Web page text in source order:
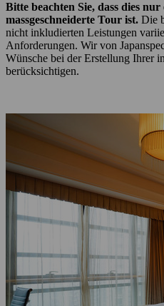
Bitte beachten Sie, dass dies
massgeschneiderte Tour ist. Die
nicht inkludierten Leistungen
Anforderungen. Wir von
Wünsche bei der Erstellung Ihrer
berücksichtigen.